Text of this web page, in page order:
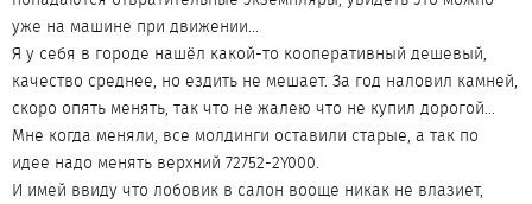
уже на машине при движении...
Я у себя в городе нашёл какой-то кооперативный дешевый,
качество среднее, но ездить не мешает. За год наловил камней,
скоро опять менять, так что не жалею что не купил дорогой...
Мне когда меняли, все молдинги оставили старые, а так по
идее надо менять верхний 72752-2Y000.
И имей ввиду что лобовик в салон вооще никак не влазиет,